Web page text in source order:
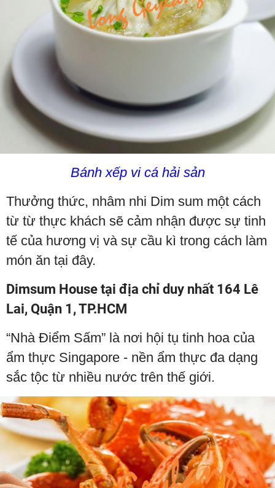
Bánh xếp vi cá hải sản
Thưởng thức, nhâm nhi Dim sum một cách
từ từ thực khách sẽ cảm nhận được sự tinh
tế của hương vị và sự cầu kì trong cách làm
món ăn tại đây.
Dimsum House tại địa chỉ duy nhất 164 Lê
Lai, Quận 1, TP.HCM
“Nhà Điểm Sấm” là nơi hội tụ tinh hoa của
ẩm thực Singapore - nền ẩm thực đa dạng
sắc tộc từ nhiều nước trên thế giới.